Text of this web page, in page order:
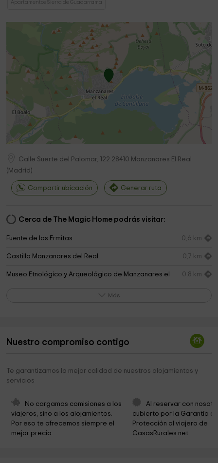
Apartamentos Sierra de Guadarrama
Calle Suerte del Palomar, 122 28410 Manzanares El Real
( Madrid )
Compartir ubicación Generar ruta
Cerca de The Magic Home podrás visitar:
Fuente de las Ermitas 0,6 km
Castillo Manzanares del Real 0,7 km
Museo Etnológico y Arqueológico de Manzanares el
0,8 km
Parroquia de Nuestra Señora de las Nieves 1,0 km
Cementerio de Manzanares el Real 1,5 km
La Pedriza 2,6 km
Regional Park Cuenca Alta del Manzanares 2,7 km
Más
Nuestro compromiso contigo
Te garantizamos la mejor calidad de nuestros alojamientos y
servicios
No cargamos comisiones a los
viajeros, sino a los alojamientos.
Por eso te ofrecemos siempre el
mejor precio.
Al reservar con
cubierto por la Garantía
Protección al viajero de
CasasRurales.net